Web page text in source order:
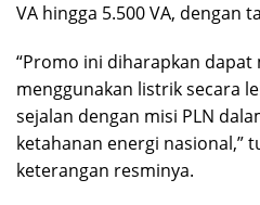
VA hingga 5.500 VA, dengan
“Promo ini diharapkan
menggunakan listrik secara
sejalan dengan misi PLN
ketahanan energi nasional,”
keterangan resminya.